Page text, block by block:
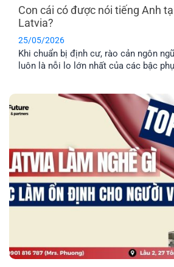
Con cái có được nói tiếng Anh
Latvia?
25/05/2026
Khi chuẩn bị định cư, rào cản ngôn
luôn là nỗi lo lớn nhất của các bậc
địa phương? EFP sẽ giải đáp [...]